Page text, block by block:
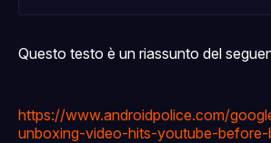
Questo testo è un riassunto del
https://www.androidpolice.com/
unboxing-video-hits-youtube-